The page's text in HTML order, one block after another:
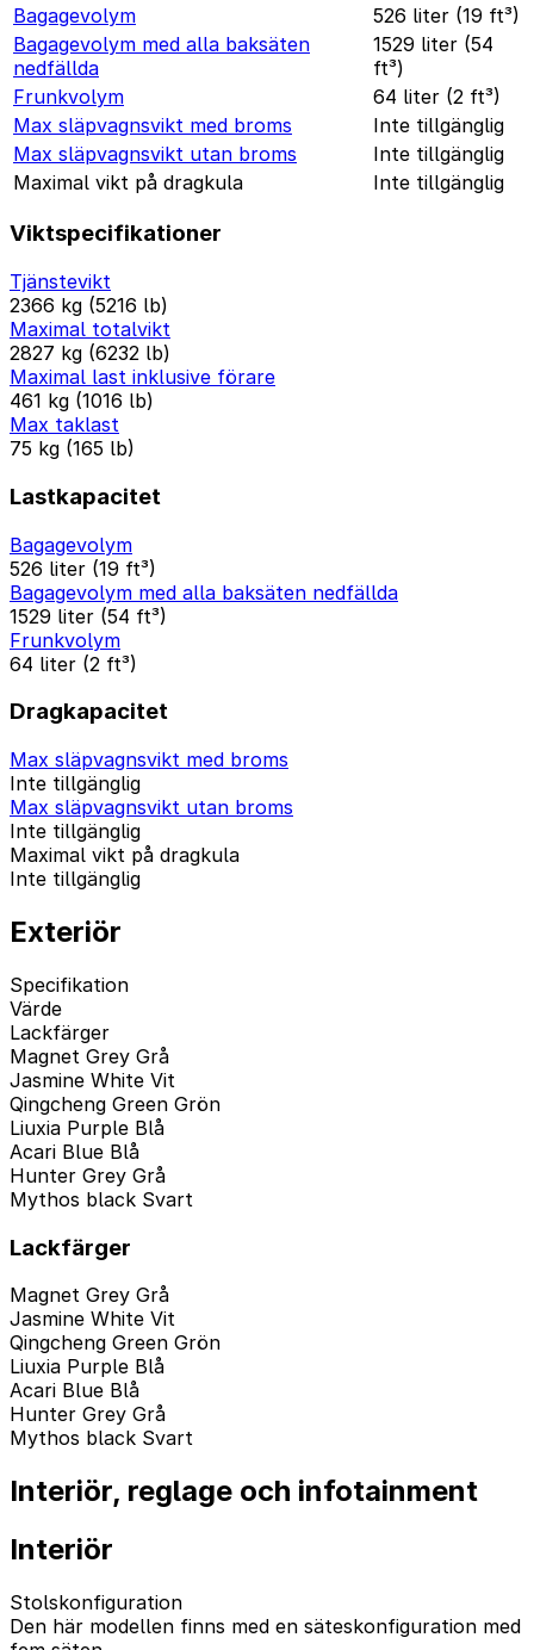
Bagagevolym
526 liter (19 ft³)
Bagagevolym med alla baksäten
nedfällda
1529 liter (54
ft³)
Frunkvolym
64 liter (2 ft³)
Max släpvagnsvikt med broms
Inte tillgänglig
Max släpvagnsvikt utan broms
Inte tillgänglig
Maximal vikt på dragkula
Inte tillgänglig
Viktspecifikationer
Tjänstevikt
2366 kg (5216 lb)
Maximal totalvikt
2827 kg (6232 lb)
Maximal last inklusive förare
461 kg (1016 lb)
Max taklast
75 kg (165 lb)
Lastkapacitet
Bagagevolym
526 liter (19 ft³)
Bagagevolym med alla baksäten nedfällda
1529 liter (54 ft³)
Frunkvolym
64 liter (2 ft³)
Dragkapacitet
Max släpvagnsvikt med broms
Inte tillgänglig
Max släpvagnsvikt utan broms
Inte tillgänglig
Maximal vikt på dragkula
Inte tillgänglig
Exteriör
Specifikation
Värde
Lackfärger
Magnet Grey Grå
Jasmine White Vit
Qingcheng Green Grön
Liuxia Purple Blå
Acari Blue Blå
Hunter Grey Grå
Mythos black Svart
Lackfärger
Magnet Grey Grå
Jasmine White Vit
Qingcheng Green Grön
Liuxia Purple Blå
Acari Blue Blå
Hunter Grey Grå
Mythos black Svart
Interiör, reglage och infotainment
Interiör
Stolskonfiguration
Den här modellen finns med en säteskonfiguration med